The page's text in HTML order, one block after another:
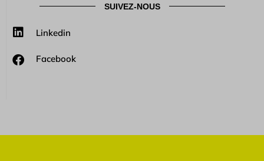
SUIVEZ-NOUS
Linkedin
Facebook